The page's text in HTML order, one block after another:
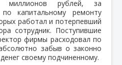
миллионов рублей, за
капитальному ремонту
работал и потерпевший
сотрудник. Поступившие
фирмы расходовал по
забыв о законно
своему подчиненному.